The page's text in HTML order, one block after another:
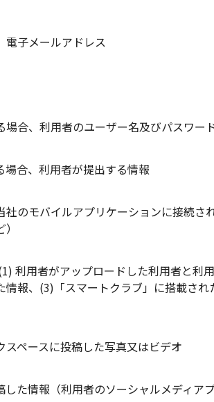
電子メールアドレス
合、利用者のユーザー名及びパスワー
合、利用者が提出する情報
のモバイルアプリケーションに接続
利用者がアップロードした利用者と
報、(3)「スマートクラブ」に搭載さ
ペースに投稿した写真又はビデオ
た情報（利用者のソーシャルメディア